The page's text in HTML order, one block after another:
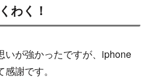
わく！
いが強かったですが、iphone
謝です。